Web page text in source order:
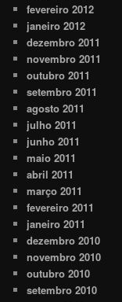
fevereiro 2012
janeiro 2012
dezembro 2011
novembro 2011
outubro 2011
setembro 2011
agosto 2011
julho 2011
junho 2011
maio 2011
abril 2011
março 2011
fevereiro 2011
janeiro 2011
dezembro 2010
novembro 2010
outubro 2010
setembro 2010